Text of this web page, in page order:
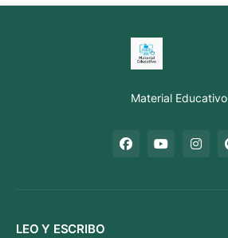
Material Educativo
LEO Y ESCRIBO